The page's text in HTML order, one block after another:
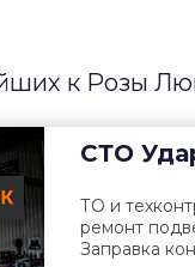
к Розы
СТО
ТО и
ремонт
Заправка